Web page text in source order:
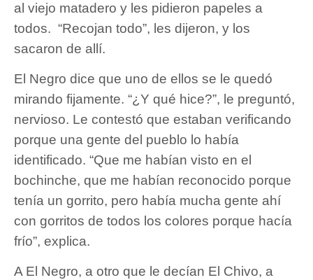
al viejo matadero y les pidieron papeles a
todos. “Recojan todo”, les dijeron, y los
sacaron de allí.
El Negro dice que uno de ellos se le quedó
mirando fijamente. “¿Y qué hice?”, le preguntó,
nervioso. Le contestó que estaban verificando
porque una gente del pueblo lo había
identificado. “Que me habían visto en el
bochinche, que me habían reconocido porque
tenía un gorrito, pero había mucha gente ahí
con gorritos de todos los colores porque hacía
frío”, explica.
A El Negro, a otro que le decían El Chivo, a